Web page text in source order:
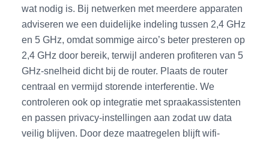
wat nodig is. Bij netwerken met meerdere apparaten
adviseren we een duidelijke indeling tussen 2,4 GHz
en 5 GHz, omdat sommige airco’s beter presteren op
2,4 GHz door bereik, terwijl anderen profiteren van 5
GHz-snelheid dicht bij de router. Plaats de router
centraal en vermijd storende interferentie. We
controleren ook op integratie met spraakassistenten
en passen privacy-instellingen aan zodat uw data
veilig blijven. Door deze maatregelen blijft wifi-